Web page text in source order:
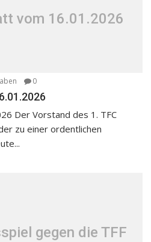
vom 16.01.2026
0
Der Vorstand des 1. TFC
zu einer ordentlichen
gegen die TFF